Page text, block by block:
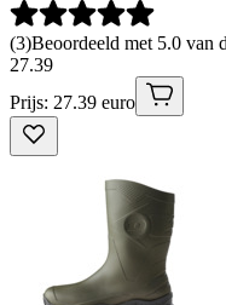
(3)Beoordeeld met 5.0 van
27.39
Prijs: 27.39 euro